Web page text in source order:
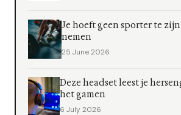
Je hoeft geen sporter te
nemen
25 June 2026
Deze headset leest je
het gamen
6 July 2026